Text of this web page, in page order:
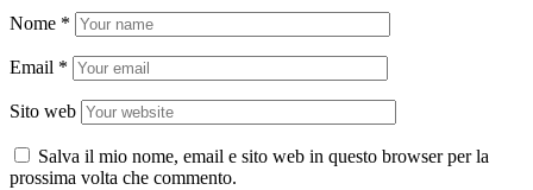
Nome *
Email *
Sito web
Salva il mio nome, email e sito web in questo browser per la
prossima volta che commento.